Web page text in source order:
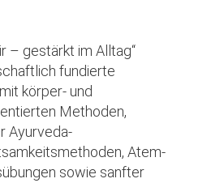
– gestärkt im Alltag“
fundierte
körper- und
Methoden,
Ayurveda-
Atem-
sowie sanfter